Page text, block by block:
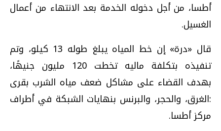
أطسا، من أجل دخوله الخدمة بعد الانتهاء من أعمال
الغسيل.
قال «درة» إن خط المياه يبلغ طوله 13 كيلو، وتم
تنفيذه بتكلفة ماليه تخطت 120 مليون جنيهًا،
بهدف القضاء على مشاكل ضعف مياه الشرب بقرى
:الغرق، والحجر، والبرنس بنهايات الشبكة في أطراف
مركز أطسا.